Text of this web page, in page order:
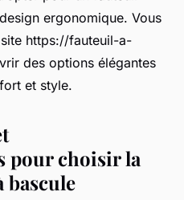
ergonomique. Vous
https://fauteuil-a-
des options élégantes
et style.
pour choisir la
bascule